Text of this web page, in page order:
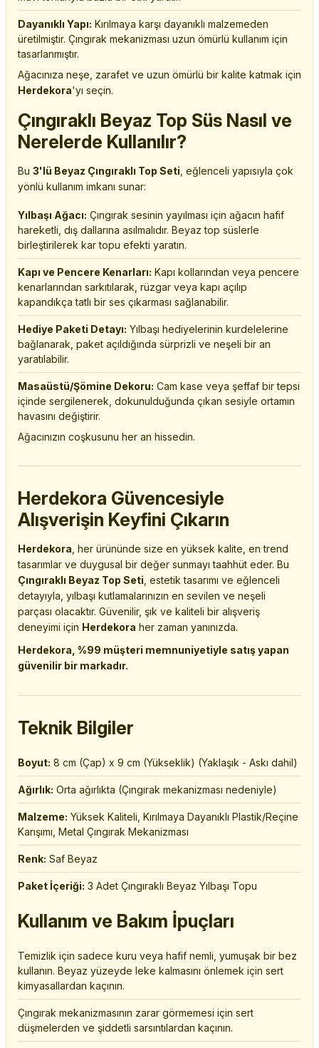
Dayanıklı Yapı: Kırılmaya karşı dayanıklı malzemeden
üretilmiştir. Çıngırak mekanizması uzun ömürlü kullanım için
tasarlanmıştır.
Ağacınıza neşe, zarafet ve uzun ömürlü bir kalite katmak için
Herdekora'yı seçin.
Çıngıraklı Beyaz Top Süs Nasıl ve
Nerelerde Kullanılır?
Bu 3'lü Beyaz Çıngıraklı Top Seti , eğlenceli yapısıyla çok
yönlü kullanım imkanı sunar:
Yılbaşı Ağacı: Çıngırak sesinin yayılması için ağacın hafif
hareketli, dış dallarına asılmalıdır. Beyaz top süslerle
birleştirilerek kar topu efekti yaratın.
Kapı ve Pencere Kenarları: Kapı kollarından veya pencere
kenarlarından sarkıtılarak, rüzgar veya kapı açılıp
kapandıkça tatlı bir ses çıkarması sağlanabilir.
Hediye Paketi Detayı: Yılbaşı hediyelerinin kurdelelerine
bağlanarak, paket açıldığında sürprizli ve neşeli bir an
yaratılabilir.
Masaüstü/Şömine Dekoru: Cam kase veya şeffaf bir tepsi
içinde sergilenerek, dokunulduğunda çıkan sesiyle ortamın
havasını değiştirir.
Ağacınızın coşkusunu her an hissedin.
Herdekora Güvencesiyle
Alışverişin Keyfini Çıkarın
Herdekora , her ürününde size en yüksek kalite, en trend
tasarımlar ve duygusal bir değer sunmayı taahhüt eder. Bu
Çıngıraklı Beyaz Top Seti , estetik tasarımı ve eğlenceli
detayıyla, yılbaşı kutlamalarınızın en sevilen ve neşeli
parçası olacaktır. Güvenilir, şık ve kaliteli bir alışveriş
deneyimi için Herdekora her zaman yanınızda.
Herdekora, %99 müşteri memnuniyetiyle satış yapan
güvenilir bir markadır.
Teknik Bilgiler
Boyut: 8 cm (Çap) x 9 cm (Yükseklik) (Yaklaşık - Askı dahil)
Ağırlık: Orta ağırlıkta (Çıngırak mekanizması nedeniyle)
Malzeme: Yüksek Kaliteli, Kırılmaya Dayanıklı Plastik/Reçine
Karışımı, Metal Çıngırak Mekanizması
Renk: Saf Beyaz
Paket İçeriği: 3 Adet Çıngıraklı Beyaz Yılbaşı Topu
Kullanım ve Bakım İpuçları
Temizlik için sadece kuru veya hafif nemli, yumuşak bir bez
kullanın. Beyaz yüzeyde leke kalmasını önlemek için sert
kimyasallardan kaçının.
Çıngırak mekanizmasının zarar görmemesi için sert
düşmelerden ve şiddetli sarsıntılardan kaçının.